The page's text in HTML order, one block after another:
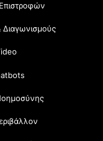
Διαγωνισμούς